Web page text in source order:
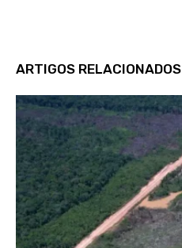
ARTIGOS RELACIONADOS